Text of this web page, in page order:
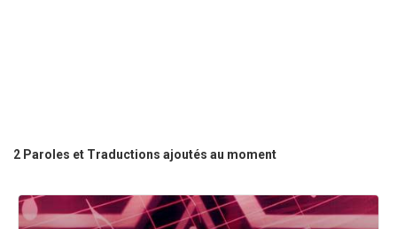
2 Paroles et Traductions ajoutés au moment